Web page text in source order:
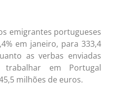
emigrantes portugueses
em janeiro, para 333,4
as verbas enviadas
em Portugal
milhões de euros.